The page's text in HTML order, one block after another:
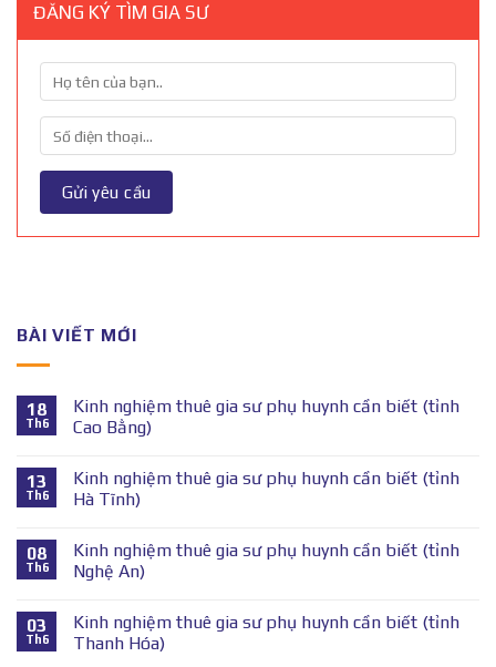
ĐĂNG KÝ TÌM GIA SƯ
BÀI VIẾT MỚI
18
Th6
Kinh nghiệm thuê gia sư phụ huynh cần biết (tỉnh
Cao Bằng)
13
Th6
Kinh nghiệm thuê gia sư phụ huynh cần biết (tỉnh
Hà Tĩnh)
08
Th6
Kinh nghiệm thuê gia sư phụ huynh cần biết (tỉnh
Nghệ An)
03
Th6
Kinh nghiệm thuê gia sư phụ huynh cần biết (tỉnh
Thanh Hóa)